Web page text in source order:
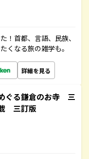
！首都、言語、民族、
くなる旅の雑学も。
詳細を見る
ぐる鎌倉のお寺 三
三訂版